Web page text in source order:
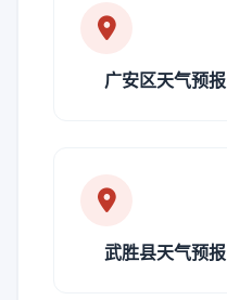
广安区天气预报
武胜县天气预报